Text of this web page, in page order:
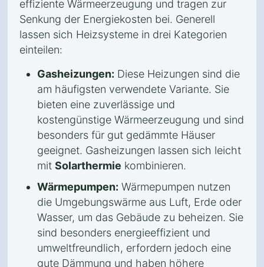
effiziente Wärmeerzeugung und tragen zur
Senkung der Energiekosten bei. Generell
lassen sich Heizsysteme in drei Kategorien
einteilen:
Gasheizungen: Diese Heizungen sind die
am häufigsten verwendete Variante. Sie
bieten eine zuverlässige und
kostengünstige Wärmeerzeugung und sind
besonders für gut gedämmte Häuser
geeignet. Gasheizungen lassen sich leicht
mit Solarthermie kombinieren.
Wärmepumpen: Wärmepumpen nutzen
die Umgebungswärme aus Luft, Erde oder
Wasser, um das Gebäude zu beheizen. Sie
sind besonders energieeffizient und
umweltfreundlich, erfordern jedoch eine
gute Dämmung und haben höhere